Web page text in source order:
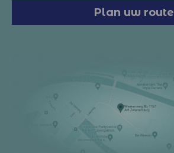
Plan uw route